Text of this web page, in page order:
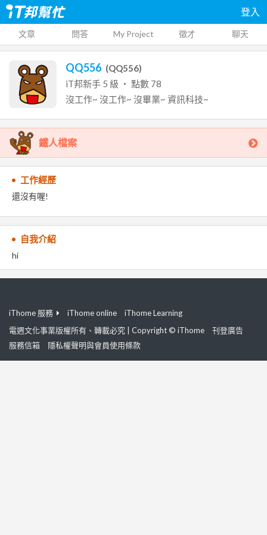
登入
文章 問答 My Project 徵才 聊天
QQ556 (QQ556)
iT邦新手 5 級 ‧ 點數 78
沒工作~ 沒工作~ 沒畢業~ 資訊科技~
鐵人檔案
工作經歷
還沒有喔!
自我介紹
hi
iThome 服務 iThome online
iThome Learning
電週文化事業版權所有、轉載必究 | Copyright © iThome
刊登廣告
服務信箱
隱私權聲明與會員使用條款